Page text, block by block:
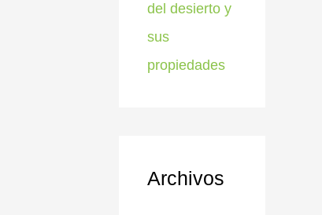
del desierto y
sus
propiedades
Archivos